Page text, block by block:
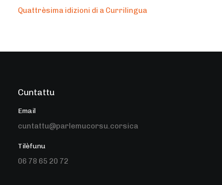
Quattrèsima idizioni di a Currilingua
Cuntattu
Email
cuntattu@parlemucorsu.corsica
Tilèfunu
06 78 65 20 72